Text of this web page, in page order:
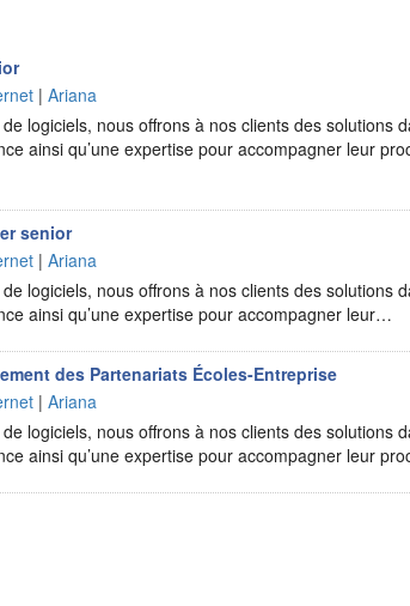
| Ariana
logiciels, nous offrons à nos clients des solutions
ainsi qu’une expertise pour accompagner leur
senior
| Ariana
logiciels, nous offrons à nos clients des solutions
ainsi qu’une expertise pour accompagner leur…
des Partenariats Écoles-Entreprise
| Ariana
logiciels, nous offrons à nos clients des solutions
ainsi qu’une expertise pour accompagner leur